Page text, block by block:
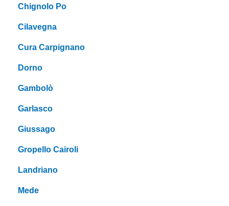
Chignolo Po
Cilavegna
Cura Carpignano
Dorno
Gambolò
Garlasco
Giussago
Gropello Cairoli
Landriano
Mede